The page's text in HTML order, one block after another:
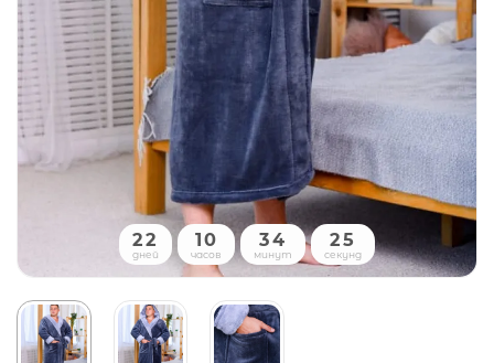
22
дней
10
часов
34
минут
24
секунд